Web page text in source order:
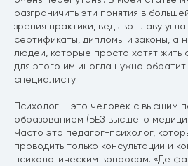
разграничить эти понятия в
зрения практики, ведь во главу
сертификаты, дипломы и законы, а
людей, которые просто хотят жить
для этого им иногда нужно
специалисту.
Психолог – это человек с высшим
образованием (БЕЗ высшего
Часто это педагог-психолог,
проводить только консультации и
психологическим вопросам. «Де